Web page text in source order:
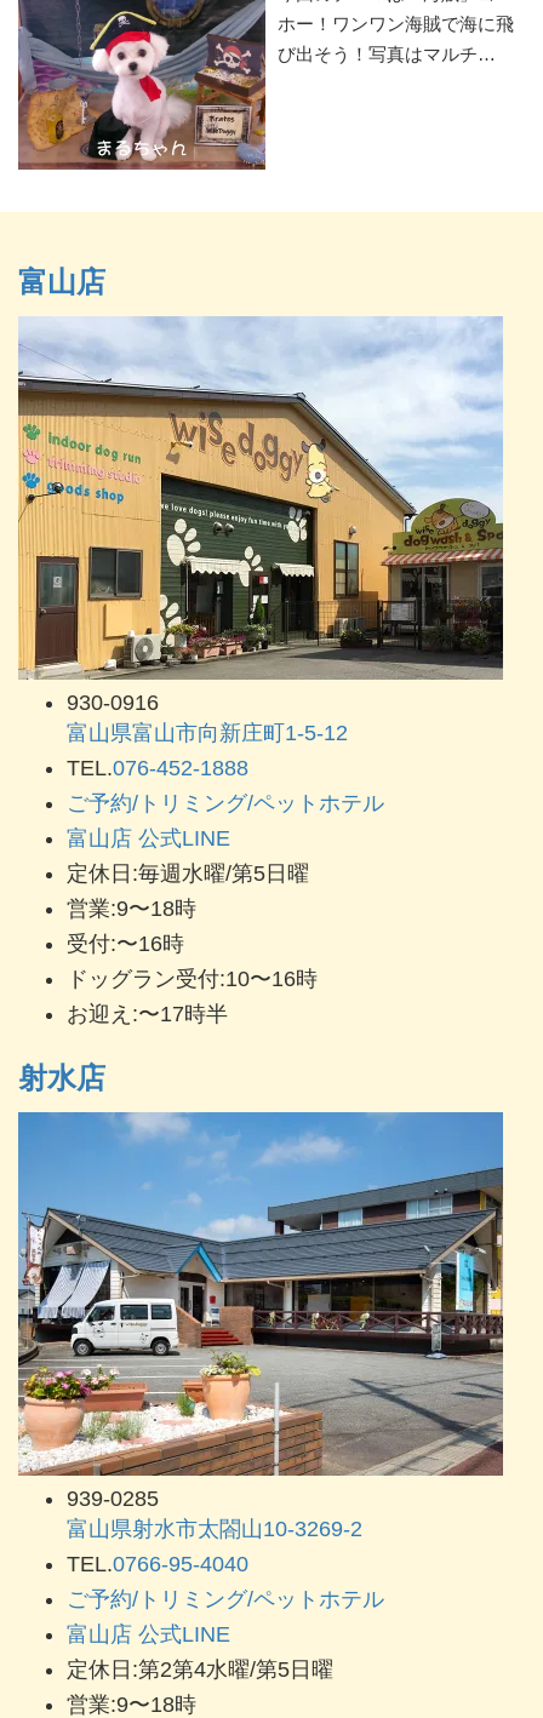
ホー！ワンワン海賊で海に飛
び出そう！写真はマルチ…
富山店
930-0916
富山県富山市向新庄町1-5-12
TEL.076-452-1888
ご予約/トリミング/ペットホテル
富山店 公式LINE
定休日:毎週水曜/第5日曜
営業:9〜18時
受付:〜16時
ドッグラン受付:10〜16時
お迎え:〜17時半
射水店
939-0285
富山県射水市太閤山10-3269-2
TEL.0766-95-4040
ご予約/トリミング/ペットホテル
富山店 公式LINE
定休日:第2第4水曜/第5日曜
営業:9〜18時